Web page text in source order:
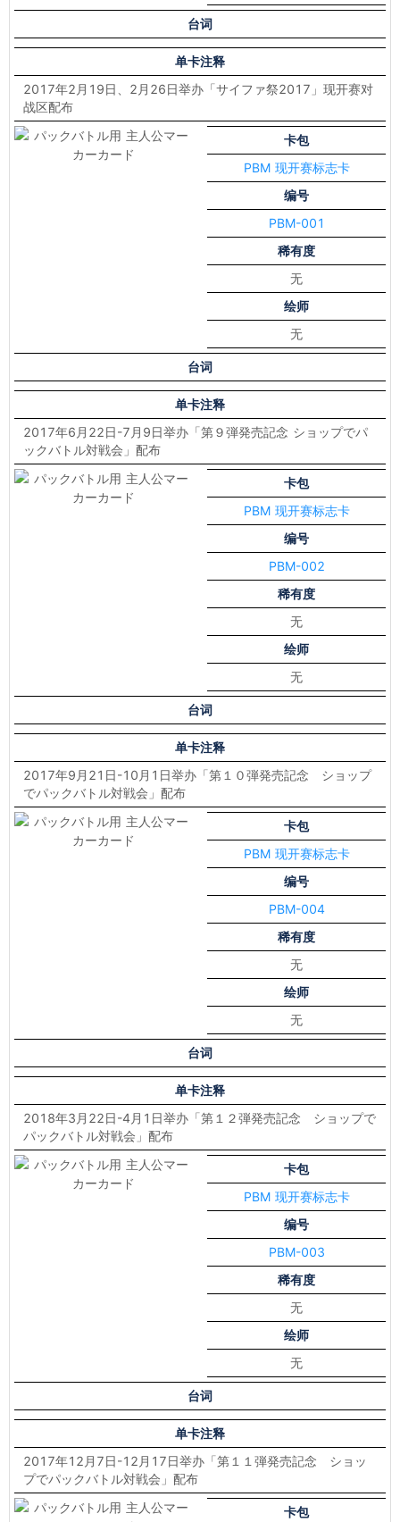
台词
单卡注释
2017年2月19日、2月26日举办「サイファ祭2017」现开赛对
战区配布
卡包
PBM 现开赛标志卡
编号
PBM-001
稀有度
无
绘师
无
台词
单卡注释
2017年6月22日-7月9日举办「第９弾発売記念 ショップでパ
ックバトル対戦会」配布
卡包
PBM 现开赛标志卡
编号
PBM-002
稀有度
无
绘师
无
台词
单卡注释
2017年9月21日-10月1日举办「第１０弾発売記念 ショップ
でパックバトル対戦会」配布
卡包
PBM 现开赛标志卡
编号
PBM-004
稀有度
无
绘师
无
台词
单卡注释
2018年3月22日-4月1日举办「第１２弾発売記念 ショップで
パックバトル対戦会」配布
卡包
PBM 现开赛标志卡
编号
PBM-003
稀有度
无
绘师
无
台词
单卡注释
2017年12月7日-12月17日举办「第１１弾発売記念 ショッ
プでパックバトル対戦会」配布
卡包